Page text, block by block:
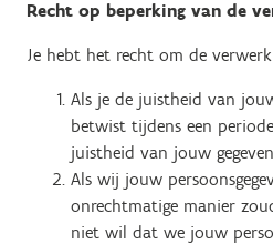
Recht op beperking van de
Je hebt het recht om de
Als je de juistheid van
betwist tijdens een
juistheid van jouw
Als wij jouw
onrechtmatige manier
niet wil dat we jouw